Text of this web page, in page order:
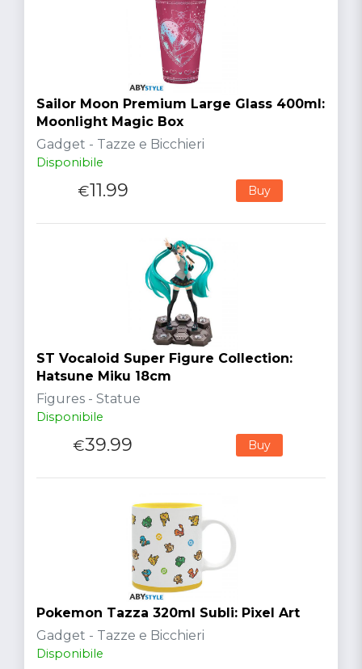
Sailor Moon Premium Large Glass 400ml:
Moonlight Magic Box
Gadget - Tazze e Bicchieri
Disponibile
€11.99 Buy
ST Vocaloid Super Figure Collection:
Hatsune Miku 18cm
Figures - Statue
Disponibile
€39.99 Buy
Pokemon Tazza 320ml Subli: Pixel Art
Gadget - Tazze e Bicchieri
Disponibile